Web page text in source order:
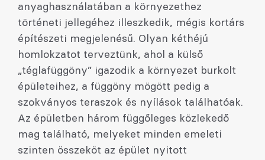
anyaghasználatában a környezethez
történeti jellegéhez illeszkedik, mégis kortárs
építészeti megjelenésű. Olyan kéthéjú
homlokzatot terveztünk, ahol a külső
„téglafüggöny” igazodik a környezet burkolt
épületeihez, a függöny mögött pedig a
szokványos teraszok és nyílások találhatóak.
Az épületben három függőleges közlekedő
mag található, melyeket minden emeleti
szinten összeköt az épület nyitott